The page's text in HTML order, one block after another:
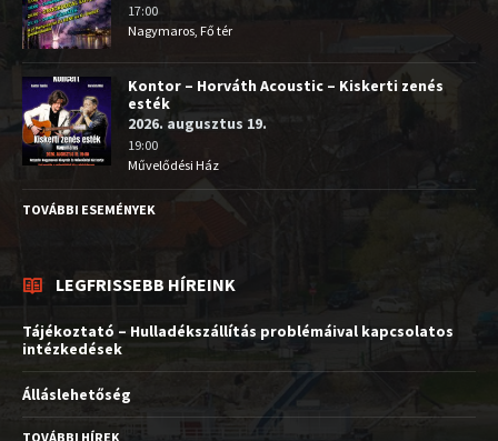
17:00
Nagymaros, Fő tér
Kontor – Horváth Acoustic – Kiskerti zenés
esték
2026. augusztus 19.
19:00
Művelődési Ház
TOVÁBBI ESEMÉNYEK
LEGFRISSEBB HÍREINK
Tájékoztató – Hulladékszállítás problémáival kapcsolatos
intézkedések
Álláslehetőség
TOVÁBBI HÍREK